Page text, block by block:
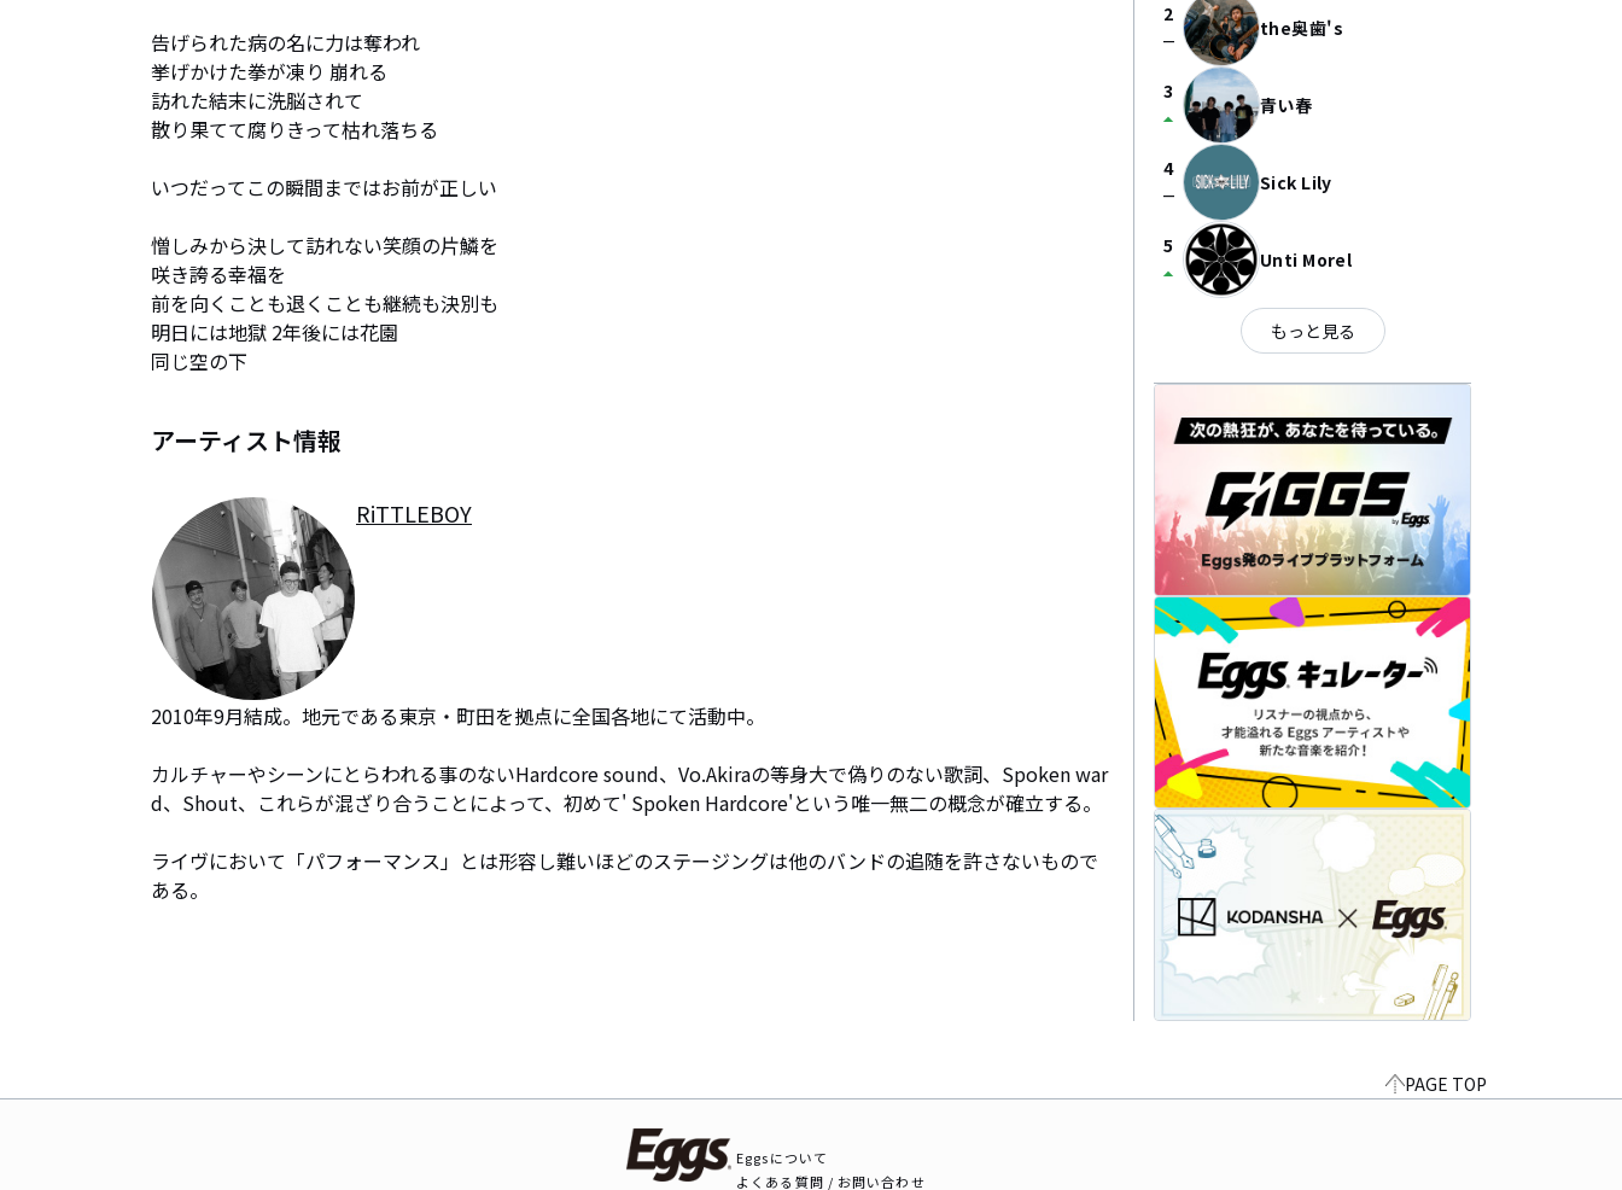
告げられた病の名に力は奪われ
挙げかけた拳が凍り 崩れる
訪れた結末に洗脳されて
散り果てて腐りきって枯れ落ちる
いつだってこの瞬間まではお前が正しい
憎しみから決して訪れない笑顔の片鱗を
咲き誇る幸福を
前を向くことも退くことも継続も決別も
明日には地獄 2年後には花園
同じ空の下
アーティスト情報
RiTTLEBOY
2010年9月結成。地元である東京・町田を拠点に全国各地にて活動中。
カルチャーやシーンにとらわれる事のないHardcore sound、Vo.Akiraの等身大で偽りのない歌詞、Spoken war
d、Shout、これらが混ざり合うことによって、初めて' Spoken Hardcore'という唯一無二の概念が確立する。
ライヴにおいて「パフォーマンス」とは形容し難いほどのステージングは他のバンドの追随を許さないもので
ある。
2
check_indeterminate_small the奥歯's
3
arrow_drop_up 青い春
4
check_indeterminate_small Sick Lily
5
arrow_drop_up Unti Morel
もっと見る
PAGE TOP
Eggsについて
よくある質問 / お問い合わせ